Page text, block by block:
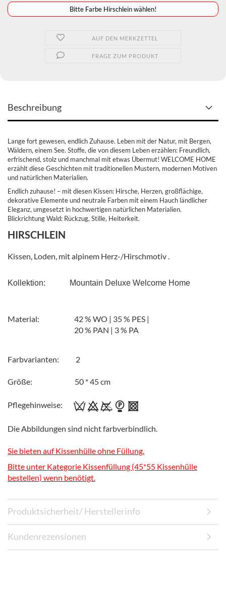
️️️️️Bitte Farbe Hirschlein wählen!
AUF DEN MERKZETTEL
FRAGE ZUM PRODUKT
Beschreibung
Lange fort gewesen, endlich Zuhause. Leben mit der Natur, mit Bergen,
Wäldern, einem See. Stoffe, die von diesem Leben erzählen: Freundlich,
erfrischend, stolz und manchmal mit etwas Übermut! WELCOME HOME
erzählt diese Geschichten mit traditionellen Mustern, modernen Motiven
und natürlichen Materialien.
Endlich zuhause! – mit diesen Kissen: Hirsche, Herzen, großflächige,
dekorative Elemente und neutrale Farben mit einem Hauch ländlicher
Eleganz, umgesetzt in hochwertigen natürlichen Materialien.
Blickrichtung Wald: Rückzug, Stille, Heiterkeit.
HIRSCHLEIN
Kissen, Loden, mit alpinem Herz-/Hirschmotiv .
Kollektion:            Mountain Deluxe Welcome Home
Material: 42 % WO | 35 % PES |
20 % PAN | 3 % PA
Farbvarianten: 2
Größe: 50 * 45 cm
Pflegehinweise:
Die Abbildungen sind nicht farbverbindlich.
Sie bieten auf Kissenhülle ohne Füllung.
Bitte unter Kategorie Kissenfüllung (45*55 Kissenhülle
bestellen) wenn benötigt.
Produktsicherheit/ Herstellerinfo
Kundenrezensionen